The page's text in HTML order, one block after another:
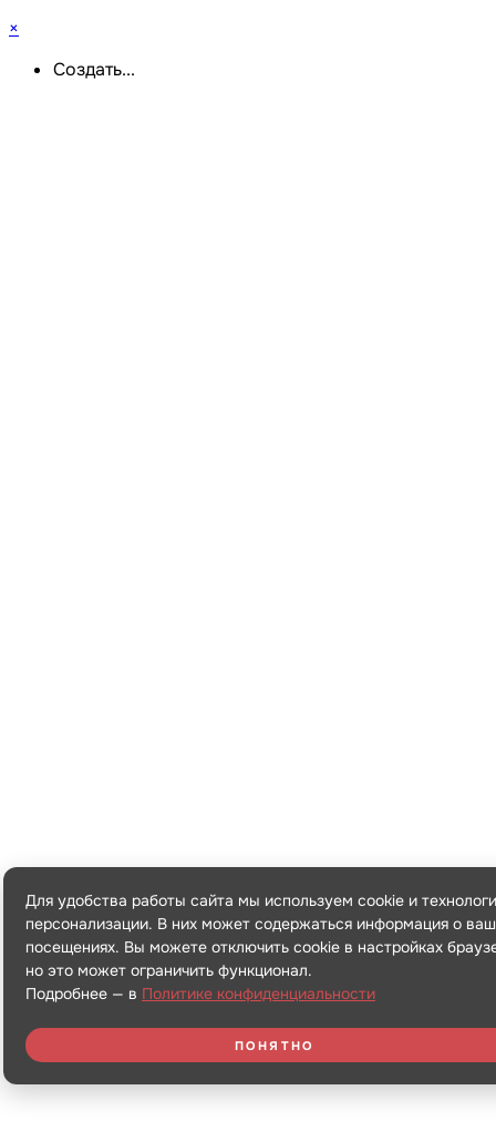
×
Создать...
Для удобства работы сайта мы используем cookie и
персонализации. В них может содержаться информация о
посещениях. Вы можете отключить cookie в настройках
но это может ограничить функционал.
Подробнее — в Политике конфиденциальности
ПОНЯТНО